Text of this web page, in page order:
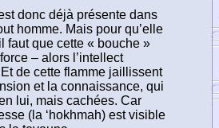
donc déjà présente dans
homme. Mais pour qu’elle
faut que cette « bouche »
– alors l’intellect
Et de cette flamme jaillissent
et la connaissance, qui
lui, mais cachées. Car
(la ‘hokhmah) est visible